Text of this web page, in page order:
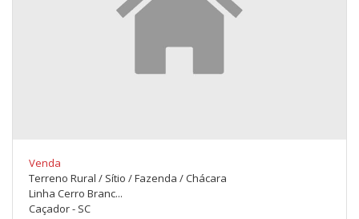
Venda
Terreno Rural / Sítio / Fazenda / Chácara
Linha Cerro Branc...
Caçador - SC